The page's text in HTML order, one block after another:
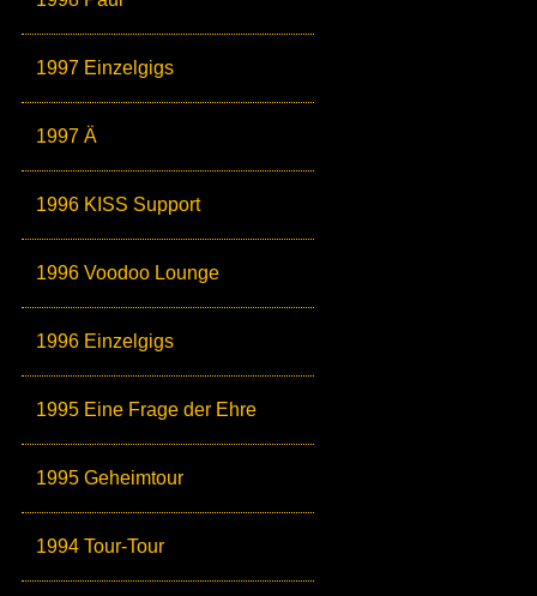
1997 Einzelgigs
1997 Ä
1996 KISS Support
1996 Voodoo Lounge
1996 Einzelgigs
1995 Eine Frage der Ehre
1995 Geheimtour
1994 Tour-Tour